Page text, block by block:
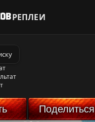
РЕПЛЕИ
Поделиться